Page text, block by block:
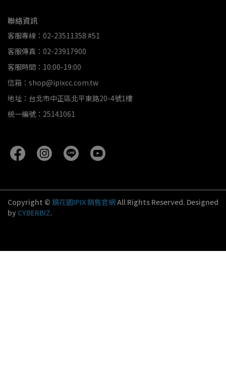
聯絡資訊
客服專線：02-23511358 #51
客服傳真：02-23917900
客服時間：10:00-19:00
信箱：shop@ipixcc.com.tw
地址：台北市中正區北平東路20-4號1樓
統一編號：25141061
Copyright © 鏡花園IPIX 銷售官網All Rights Reserved. Designed
by CYBERBIZ.